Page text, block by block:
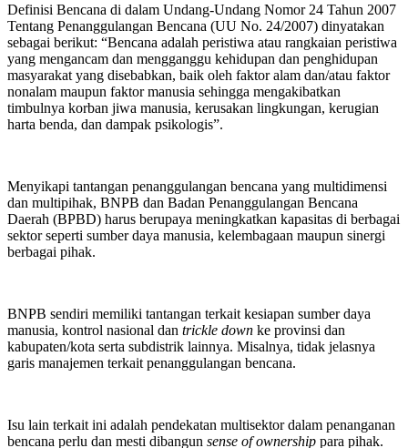
Definisi Bencana di dalam Undang-Undang Nomor 24 Tahun 2007
Tentang Penanggulangan Bencana (UU No. 24/2007) dinyatakan
sebagai berikut: “Bencana adalah peristiwa atau rangkaian peristiwa
yang mengancam dan mengganggu kehidupan dan penghidupan
masyarakat yang disebabkan, baik oleh faktor alam dan/atau faktor
nonalam maupun faktor manusia sehingga mengakibatkan
timbulnya korban jiwa manusia, kerusakan lingkungan, kerugian
harta benda, dan dampak psikologis”.
Menyikapi tantangan penanggulangan bencana yang multidimensi
dan multipihak, BNPB dan Badan Penanggulangan Bencana
Daerah (BPBD) harus berupaya meningkatkan kapasitas di berbagai
sektor seperti sumber daya manusia, kelembagaan maupun sinergi
berbagai pihak.
BNPB sendiri memiliki tantangan terkait kesiapan sumber daya
manusia, kontrol nasional dan trickle down ke provinsi dan
kabupaten/kota serta subdistrik lainnya. Misalnya, tidak jelasnya
garis manajemen terkait penanggulangan bencana.
Isu lain terkait ini adalah pendekatan multisektor dalam penanganan
bencana perlu dan mesti dibangun sense of ownership para pihak.